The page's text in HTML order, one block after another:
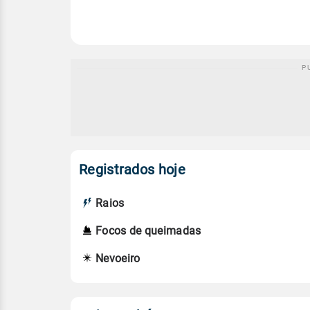
Registrados hoje
Raios
Focos de queimadas
Nevoeiro